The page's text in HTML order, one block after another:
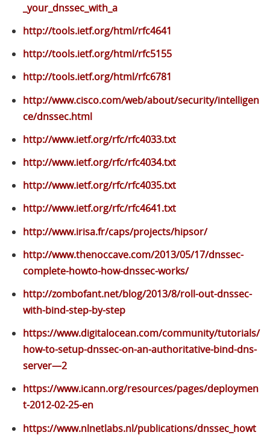
_your_dnssec_with_a
http://tools.ietf.org/html/rfc4641
http://tools.ietf.org/html/rfc5155
http://tools.ietf.org/html/rfc6781
http://www.cisco.com/web/about/security/intelligen
ce/dnssec.html
http://www.ietf.org/rfc/rfc4033.txt
http://www.ietf.org/rfc/rfc4034.txt
http://www.ietf.org/rfc/rfc4035.txt
http://www.ietf.org/rfc/rfc4641.txt
http://www.irisa.fr/caps/projects/hipsor/
http://www.thenoccave.com/2013/05/17/dnssec-
complete-howto-how-dnssec-works/
http://zombofant.net/blog/2013/8/roll-out-dnssec-
with-bind-step-by-step
https://www.digitalocean.com/community/tutorials/
how-to-setup-dnssec-on-an-authoritative-bind-dns-
server—2
https://www.icann.org/resources/pages/deploymen
t-2012-02-25-en
https://www.nlnetlabs.nl/publications/dnssec_howt